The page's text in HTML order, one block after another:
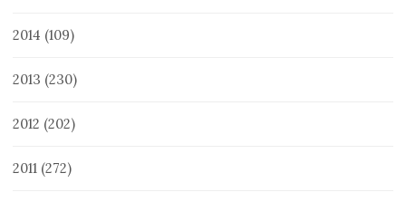
2014 (109)
2013 (230)
2012 (202)
2011 (272)